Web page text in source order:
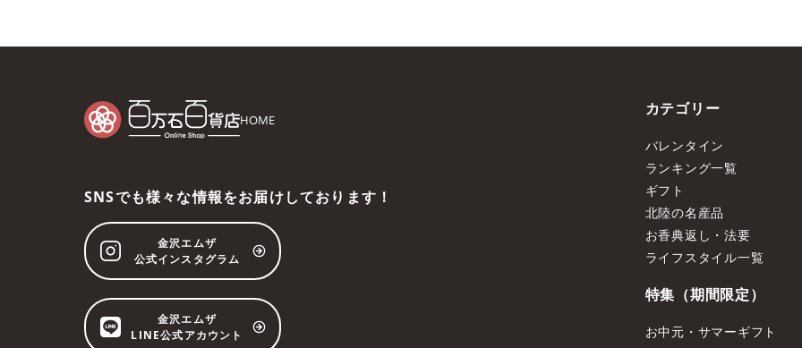
HOME
カテゴリー
バレンタイン
ランキング一覧
ギフト
北陸の名産品
お香典返し・法要
ライフスタイル一覧
特集（期間限定）
お中元・サマーギフト
SNSでも様々な情報をお届けしております！
金沢エムザ
公式インスタグラム
金沢エムザ
LINE公式アカウント